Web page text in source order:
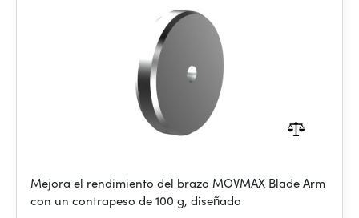
Mejora el rendimiento del brazo MOVMAX Blade Arm
con un contrapeso de 100 g, diseñado